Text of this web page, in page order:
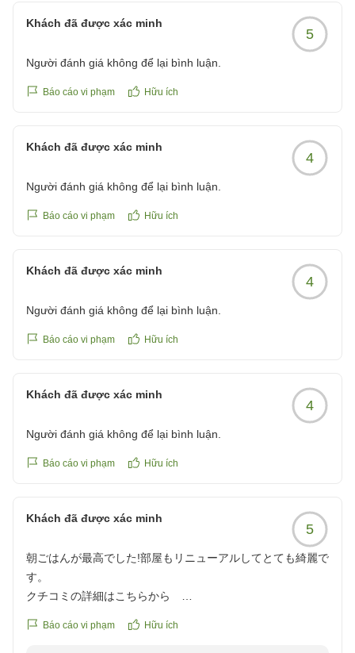
い、大変嬉しく存じます。当ホテルの朝食は、多くのお
地ですので、天候を気にせずお越しいただける点も当ホ
お客様の「また泊まりたい」というお言葉は、私どもに
とって何よりの励みとなります。次回お越しの際にも、
より快適なご滞在を提供できるようサービスの向上に努
Khách đã được xác minh
5
Người đánh giá không để lại bình luận.
Báo cáo vi phạm Hữu ích
Khách đã được xác minh
4
Người đánh giá không để lại bình luận.
Báo cáo vi phạm Hữu ích
Khách đã được xác minh
4
Người đánh giá không để lại bình luận.
Báo cáo vi phạm Hữu ích
Khách đã được xác minh
4
Người đánh giá không để lại bình luận.
Báo cáo vi phạm Hữu ích
Khách đã được xác minh
5
朝ごはんが最高でした!部屋もリニューアルしてとても綺麗で
す。
クチコミの詳細はこちらから
reviewId=33123478142489
Báo cáo vi phạm Hữu ích